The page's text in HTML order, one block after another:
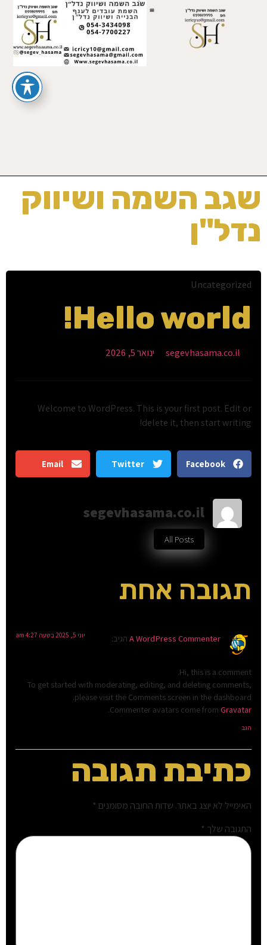
שגב השמה ושיווק
נדל"ן
Uncategorized
Hello world!
segevhasama.co.il ינואר 5, 2026
Welcome to WordPress. This is your first post. Edit or
delete it, then start writing!
Facebook
Twitter
Email
segevhasama.co.il
All Posts
תגובה אחת
A WordPress Commenter הגיב: יוני 5, 2025 בשעה 4:27 am
Hi, this is a comment.
To get started with moderating, editing, and deleting comments,
please visit the Comments screen in the dashboard.
Commenter avatars come from Gravatar
.
הגב
כתיבת תגובה
האימייל לא יוצג באתר. שדות החובה מסומנים *
התגובה שלך *